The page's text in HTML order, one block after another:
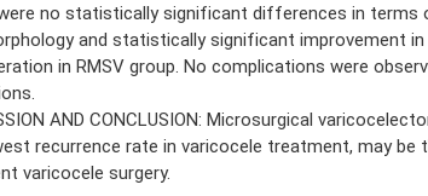
no statistically significant differences in terms
and statistically significant improvement
in RMSV group. No complications were
AND CONCLUSION: Microsurgical
recurrence rate in varicocele treatment, may be
varicocele surgery.